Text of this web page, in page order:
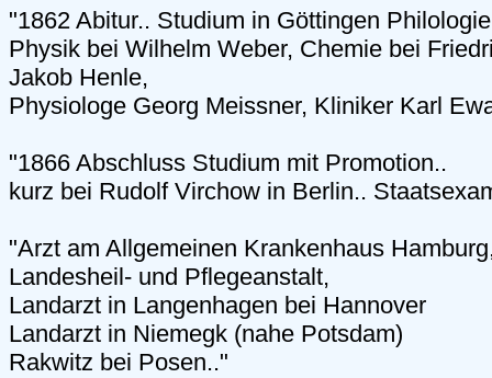
"1862 Abitur.. Studium in Göttingen
Physik bei Wilhelm Weber, Chemie bei
Jakob Henle,
Physiologe Georg Meissner, Kliniker Karl
"1866 Abschluss Studium mit Promotion..
kurz bei Rudolf Virchow in Berlin..
"Arzt am Allgemeinen Krankenhaus
Landesheil- und Pflegeanstalt,
Landarzt in Langenhagen bei Hannover
Landarzt in Niemegk (nahe Potsdam)
Rakwitz bei Posen.."